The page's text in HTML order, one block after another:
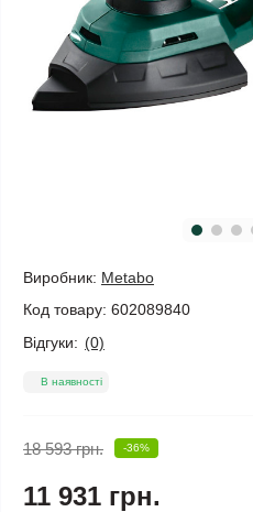
Виробник: Metabo
Код товару: 602089840
Відгуки: (0)
В наявності
18 593 грн. -36%
11 931 грн.